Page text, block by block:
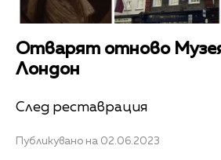
Отварят отново
Лондон
След реставрация
Публикувано на 02.06.2023